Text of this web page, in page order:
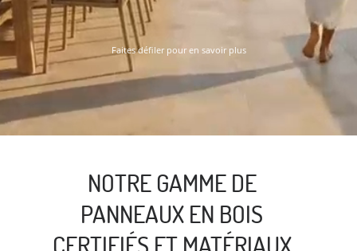
Faites défiler pour en savoir plus
NOTRE GAMME DE
PANNEAUX EN BOIS